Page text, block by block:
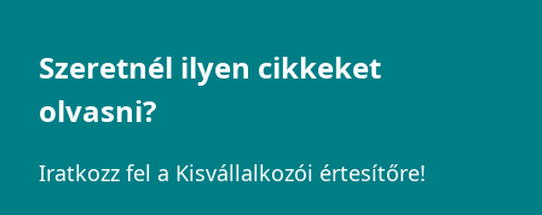
Szeretnél ilyen cikkeket
olvasni?
Iratkozz fel a Kisvállalkozói értesítőre!